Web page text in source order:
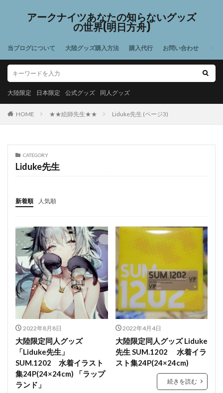
アークナイツあなたの知らないグッズ
の世界(明日方舟)
当ブログについて 大陸グッズ購入方法 購入代行 お問い合わせ
大陸限定 日本限定 公式グッズ 同人グッズ
HOME ★★絵師先生★★ Liduke先生 (ページ3)
CATEGORY
Liduke先生
新着順 人気順
2022年8月8日
大陸限定同人グッズ
「Liduke先生」
SUM.1202 水着イラスト
集24P(24×24cm) 「ラップ
ランド」
2022年4月4日
大陸限定同人グッズ Liduke
先生 SUM.1202 水着イラ
スト集24P(24×24cm)
続きを読む